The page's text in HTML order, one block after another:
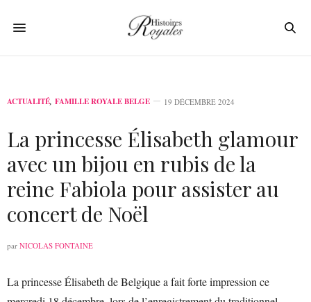
ACTUALITÉ, FAMILLE ROYALE BELGE 19 DÉCEMBRE 2024
La princesse Élisabeth glamour
avec un bijou en rubis de la
reine Fabiola pour assister au
concert de Noël
par NICOLAS FONTAINE
La princesse Élisabeth de Belgique a fait forte impression ce